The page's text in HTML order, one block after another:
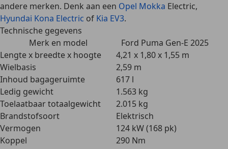
andere merken. Denk aan een Opel Mokka Electric,
Hyundai Kona Electric of Kia EV3.
Technische gegevens
Merk en model
Ford Puma Gen-E 2025
Lengte x breedte x hoogte
4,21 x 1,80 x 1,55 m
Wielbasis
2,59 m
Inhoud bagageruimte
617 l
Ledig gewicht
1.563 kg
Toelaatbaar totaalgewicht
2.015 kg
Brandstofsoort
Elektrisch
Vermogen
124 kW (168 pk)
Koppel
290 Nm